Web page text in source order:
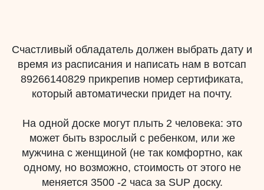
Счастливый обладатель должен выбрать дату и
время из расписания и написать нам в вотсап
89266140829 прикрепив номер сертификата,
который автоматически придет на почту.
На одной доске могут плыть 2 человека: это
может быть взрослый с ребенком, или же
мужчина с женщиной (не так комфортно, как
одному, но возможно, стоимость от этого не
меняется 3500 -2 часа за SUP доску.